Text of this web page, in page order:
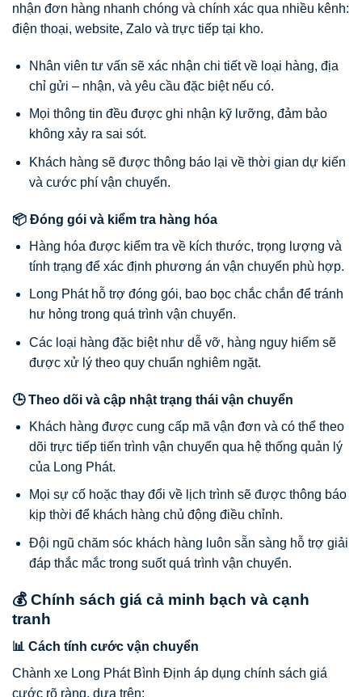
nhận đơn hàng nhanh chóng và chính xác qua nhiều kênh:
điện thoại, website, Zalo và trực tiếp tại kho.
Nhân viên tư vấn sẽ xác nhận chi tiết về loại hàng, địa
chỉ gửi – nhận, và yêu cầu đặc biệt nếu có.
Mọi thông tin đều được ghi nhận kỹ lưỡng, đảm bảo
không xảy ra sai sót.
Khách hàng sẽ được thông báo lại về thời gian dự kiến
và cước phí vận chuyển.
📦 Đóng gói và kiểm tra hàng hóa
Hàng hóa được kiểm tra về kích thước, trọng lượng và
tính trạng để xác định phương án vận chuyển phù hợp.
Long Phát hỗ trợ đóng gói, bao bọc chắc chắn để tránh
hư hỏng trong quá trình vận chuyển.
Các loại hàng đặc biệt như dễ vỡ, hàng nguy hiểm sẽ
được xử lý theo quy chuẩn nghiêm ngặt.
🕒 Theo dõi và cập nhật trạng thái vận chuyển
Khách hàng được cung cấp mã vận đơn và có thể theo
dõi trực tiếp tiến trình vận chuyển qua hệ thống quản lý
của Long Phát.
Mọi sự cố hoặc thay đổi về lịch trình sẽ được thông báo
kịp thời để khách hàng chủ động điều chỉnh.
Đội ngũ chăm sóc khách hàng luôn sẵn sàng hỗ trợ giải
đáp thắc mắc trong suốt quá trình vận chuyển.
💰 Chính sách giá cả minh bạch và cạnh
tranh
📊 Cách tính cước vận chuyển
Chành xe Long Phát Bình Định áp dụng chính sách giá
cước rõ ràng, dựa trên: